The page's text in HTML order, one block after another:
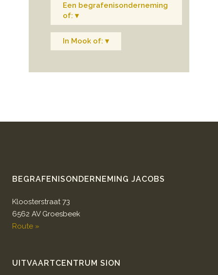
Een begrafenisonderneming
of: ▾
In Mook of: ▾
BEGRAFENISONDERNEMING JACOBS
Kloosterstraat 73
6562 AV Groesbeek
Route »
UITVAARTCENTRUM SION